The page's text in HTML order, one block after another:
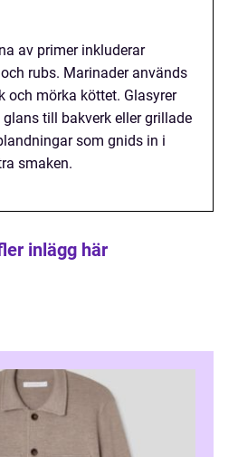
av primer inkluderar
rubs. Marinader används
mörka köttet. Glasyrer
till bakverk eller grillade
som gnids in i
smaken.
inlägg här